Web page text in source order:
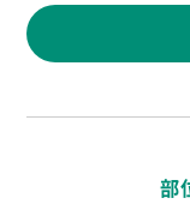
部